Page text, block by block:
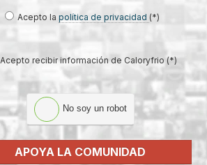
Agua+ jabón
Acepto lapolítica de privacidad (*)
Acepto recibir información de Caloryfrio (*)
No soy un robot
APOYA LA COMUNIDAD